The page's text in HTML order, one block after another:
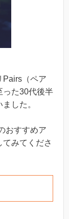
Pairs（ペア
った30代後半
した。
おすすめア
みてくださ